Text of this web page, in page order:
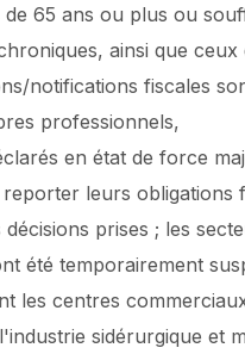
de 65 ans ou plus ou
ainsi que ceux
notifications fiscales
professionnels,
en état de force
reporter leurs obligations
décisions prises ; les
été temporairement
les centres
sidérurgique et